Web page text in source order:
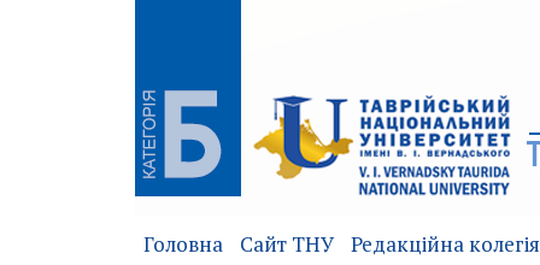
Головна Сайт ТНУ Редакційна колегія